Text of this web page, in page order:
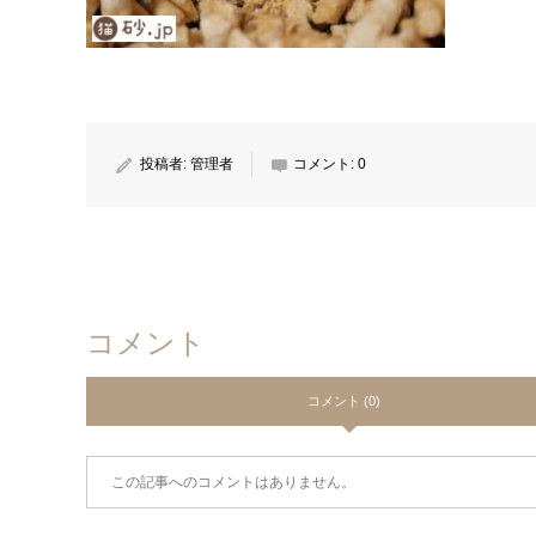
投稿者: 管理者 コメント: 0
コメント
コメント (0)
この記事へのコメントはありません。